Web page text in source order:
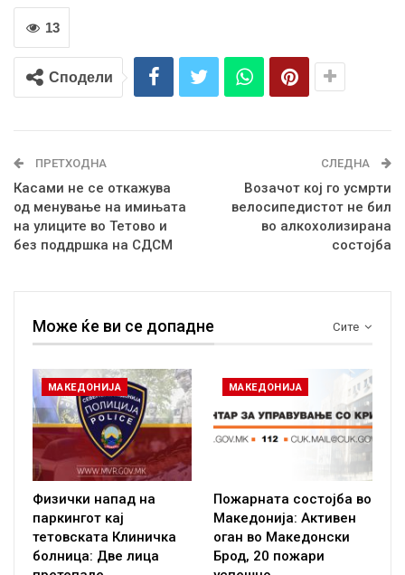
13
Сподели
ПРЕТХОДНА
Касами не се откажува
од менување на имињата
на улиците во Тетово и
без поддршка на СДСМ
СЛЕДНА
Возачот кој го усмрти
велосипедистот не бил
во алкохолизирана
состојба
Сите
Може ќе ви се допадне
МАКЕДОНИЈА
Физички напад на
паркингот кај
тетовската Клиничка
болница: Две лица
МАКЕДОНИЈА
Пожарната состојба во
Македонија: Активен
оган во Македонски
Брод, 20 пожари